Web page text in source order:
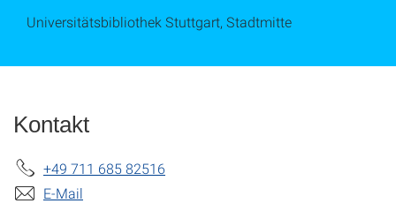
Universitätsbibliothek Stuttgart, Stadtmitte
Kontakt
+49 711 685 82516
E-Mail